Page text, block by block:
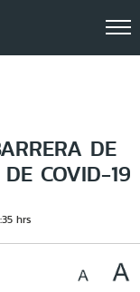
DE
COVID-19
hrs